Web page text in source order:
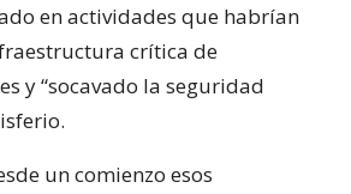
en actividades que habrían
crítica de
y “socavado la seguridad
un comienzo esos